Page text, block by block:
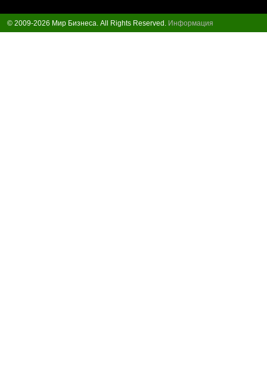
© 2009-2026 Мир Бизнеса. All Rights Reserved. Информация